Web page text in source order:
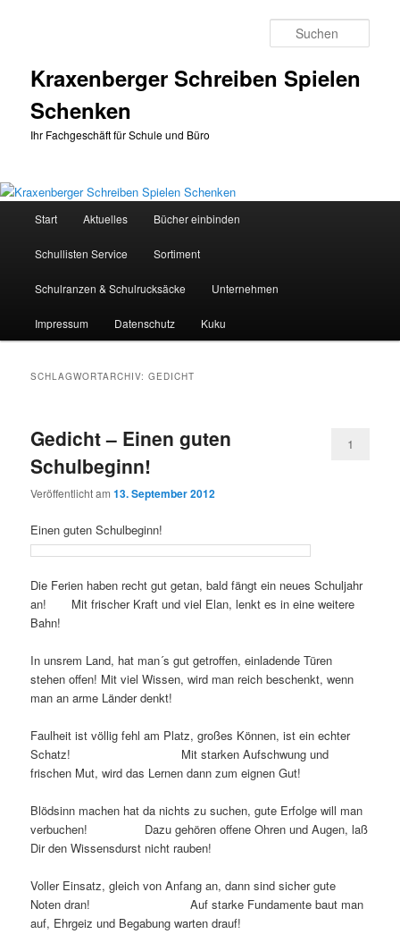
Kraxenberger Schreiben Spielen
Schenken
Ihr Fachgeschäft für Schule und Büro
Start Aktuelles Bücher einbinden
Schullisten Service Sortiment
Schulranzen & Schulrucksäcke Unternehmen
Impressum Datenschutz Kuku
SCHLAGWORTARCHIV:GEDICHT
Gedicht – Einen guten
Schulbeginn!
Veröffentlicht am13. September 2012
1
Einen guten Schulbeginn!
Die Ferien haben recht gut getan, bald fängt ein neues Schuljahr
an! Mit frischer Kraft und viel Elan, lenkt es in eine weitere
Bahn!
In unsrem Land, hat man´s gut getroffen, einladende Türen
stehen offen! Mit viel Wissen, wird man reich beschenkt, wenn
man an arme Länder denkt!
Faulheit ist völlig fehl am Platz, großes Können, ist ein echter
Schatz! Mit starken Aufschwung und
frischen Mut, wird das Lernen dann zum eignen Gut!
Blödsinn machen hat da nichts zu suchen, gute Erfolge will man
verbuchen! Dazu gehören offene Ohren und Augen, laß
Dir den Wissensdurst nicht rauben!
Voller Einsatz, gleich von Anfang an, dann sind sicher gute
Noten dran! Auf starke Fundamente baut man
auf, Ehrgeiz und Begabung warten drauf!